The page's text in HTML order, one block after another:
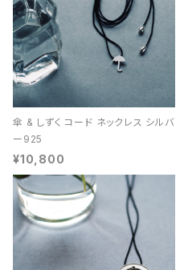
傘 & しずく コード ネックレス シルバ
ー925
¥10,800